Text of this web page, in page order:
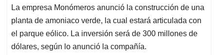
La empresa Monómeros anunció la construcción de una
planta de amoniaco verde, la cual estará articulada con
el parque eólico. La inversión será de 300 millones de
dólares, según lo anunció la compañía.